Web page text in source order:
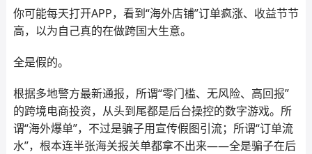
你可能每天打开APP，看到“海外店铺”订单疯涨、收益节节
高，以为自己真的在做跨国大生意。
全是假的。
根据多地警方最新通报，所谓“零门槛、无风险、高回报”
的跨境电商投资，从头到尾都是后台操控的数字游戏。所
谓“海外爆单”，不过是骗子用宣传假图引流；所谓“订单流
水”，根本连半张海关报关单都拿不出来——全是骗子在后